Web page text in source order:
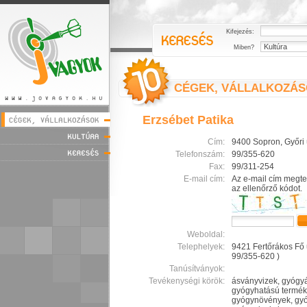
Kifejezés:
Miben?
CÉGEK,
Erzsébet Patika
Cím:
9400 Sopron, Győri
Telefonszám:
99/355-620
Fax:
99/311-254
E-mail cím:
Az e-mail cím
az ellenőrző kódot.
Weboldal:
Telephelyek:
9421 Fertőrákos Fő
99/355-620 )
Tanúsítványok:
Tevékenységi körök:
ásványvizek,
gyógyhatású
gyógynövények,